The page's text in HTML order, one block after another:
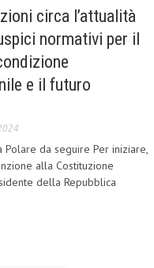
circa l’attualità
normativi per il
e il futuro
Polare da seguire Per iniziare,
alla Costituzione
della Repubblica